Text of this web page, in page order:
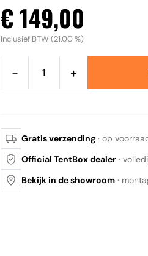
€ 149,00
Inclusief BTW (21.00 %)
− +
Gratis verzending · op
Official TentBox dealer ·
Bekijk in de showroom ·